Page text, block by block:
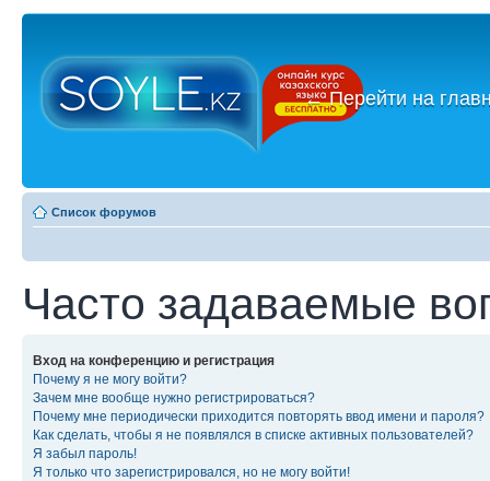
←Перейти на
Список форумов
Часто задаваемые
Вход на конференцию и регистрация
Почему я не могу войти?
Зачем мне вообще нужно регистрироваться?
Почему мне периодически приходится повторять ввод имени и пароля?
Как сделать, чтобы я не появлялся в списке активных пользователей?
Я забыл пароль!
Я только что зарегистрировался, но не могу войти!